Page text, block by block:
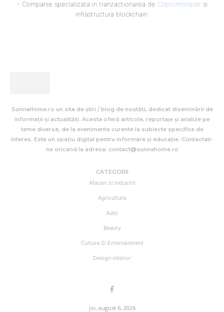
- Companie specializata in tranzactionarea de Criptomonede si
infrastructura blockchain.
SunnaHome.ro un site de știri / blog de noutăți, dedicat diseminării de
informații și actualități. Acesta oferă articole, reportaje și analize pe
teme diverse, de la evenimente curente la subiecte specifice de
interes. Este un spațiu digital pentru informare și educație. Contactati-
ne oricand la adresa: contact@sunnahome.ro
CATEGORII
Afaceri si Industrii
Agricultura
Auto
Beauty
Cultura Si Entertainment
Design interior
joi, august 6, 2026